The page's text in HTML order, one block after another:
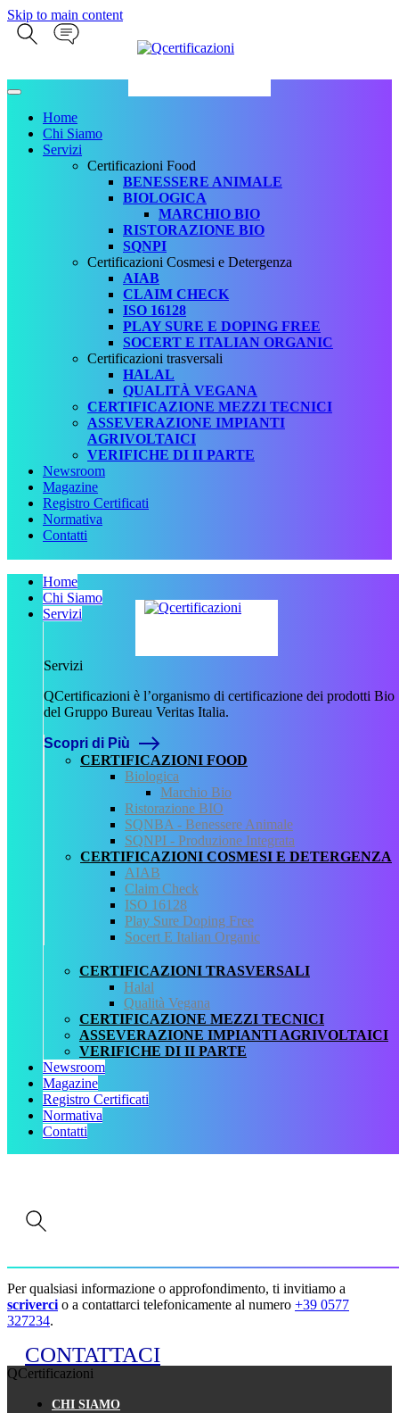
Skip to main content
Home
Chi Siamo
Servizi
Certificazioni Food
BENESSERE ANIMALE
BIOLOGICA
MARCHIO BIO
RISTORAZIONE BIO
SQNPI
Certificazioni Cosmesi e Detergenza
AIAB
CLAIM CHECK
ISO 16128
PLAY SURE E DOPING FREE
SOCERT E ITALIAN ORGANIC
Certificazioni trasversali
HALAL
QUALITÀ VEGANA
CERTIFICAZIONE MEZZI TECNICI
ASSEVERAZIONE IMPIANTI
AGRIVOLTAICI
VERIFICHE DI II PARTE
Newsroom
Magazine
Registro Certificati
Normativa
Contatti
Home
Chi Siamo
Servizi
Servizi
QCertificazioni è l’organismo di certificazione dei prodotti Bio
del Gruppo Bureau Veritas Italia.
Scopri di Più
CERTIFICAZIONI FOOD
Biologica
Marchio Bio
Ristorazione BIO
SQNBA - Benessere Animale
SQNPI - Produzione Integrata
CERTIFICAZIONI COSMESI E DETERGENZA
AIAB
Claim Check
ISO 16128
Play Sure Doping Free
Socert E Italian Organic
CERTIFICAZIONI TRASVERSALI
Halal
Qualità Vegana
CERTIFICAZIONE MEZZI TECNICI
ASSEVERAZIONE IMPIANTI AGRIVOLTAICI
VERIFICHE DI II PARTE
Newsroom
Magazine
Registro Certificati
Normativa
Contatti
Home
Proroga PAP 2023 al 30
giugno
DD n. 308870 del 14 giugno 2023
termine di presentazione dei Programmi Annuali di Produzione,
individuato dal Decreto Direttoriale n. 247047 dell’11 maggio 2023
all’art. 1, comma 1, dal 15 giugno al30 giugno 2023
CERTIFICAZIONE
BIOLOGICA
Per qualsiasi informazione o approfondimento, ti invitiamo a
scrivercio a contattarci telefonicamente al numero +39 0577
327234.
CONTATTACI
QCertificazioni
CHI SIAMO